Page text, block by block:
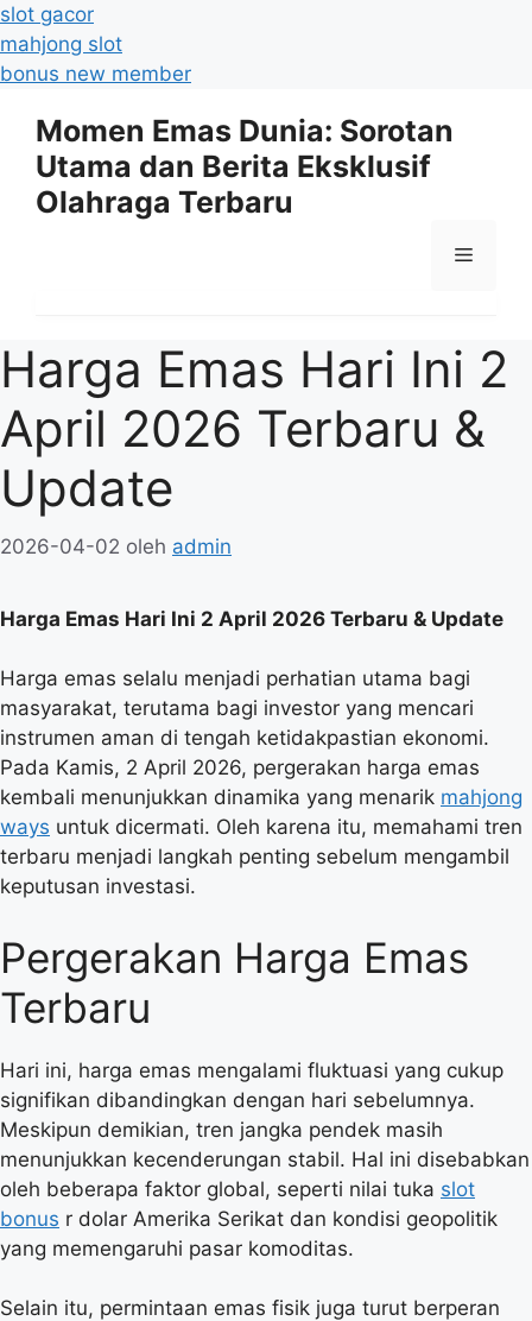
slot gacor
mahjong slot
bonus new member
Momen Emas Dunia: Sorotan
Utama dan Berita Eksklusif
Olahraga Terbaru
Menu
Harga Emas Hari Ini 2
April 2026 Terbaru &
Update
2026-04-02 oleh admin
Harga Emas Hari Ini 2 April 2026 Terbaru & Update
Harga emas selalu menjadi perhatian utama bagi
masyarakat, terutama bagi investor yang mencari
instrumen aman di tengah ketidakpastian ekonomi.
Pada Kamis, 2 April 2026, pergerakan harga emas
kembali menunjukkan dinamika yang menarik mahjong
ways untuk dicermati. Oleh karena itu, memahami tren
terbaru menjadi langkah penting sebelum mengambil
keputusan investasi.
Pergerakan Harga Emas
Terbaru
Hari ini, harga emas mengalami fluktuasi yang cukup
signifikan dibandingkan dengan hari sebelumnya.
Meskipun demikian, tren jangka pendek masih
menunjukkan kecenderungan stabil. Hal ini disebabkan
oleh beberapa faktor global, seperti nilai tuka slot
bonus r dolar Amerika Serikat dan kondisi geopolitik
yang memengaruhi pasar komoditas.
Selain itu, permintaan emas fisik juga turut berperan